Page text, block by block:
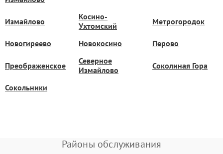
Измайлово
Косино-
Ухтомский
Метрогородок
Новогиреево Новокосино Перово
Преображенское
Северное
Измайлово
Соколиная Гора
Сокольники
Районы обслуживания